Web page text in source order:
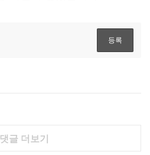
댓글 더보기